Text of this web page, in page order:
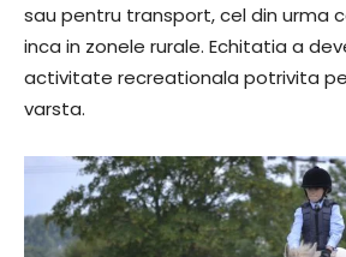
sau pentru transport, cel din urma
inca in zonele rurale. Echitatia a
activitate recreationala potrivita
varsta.